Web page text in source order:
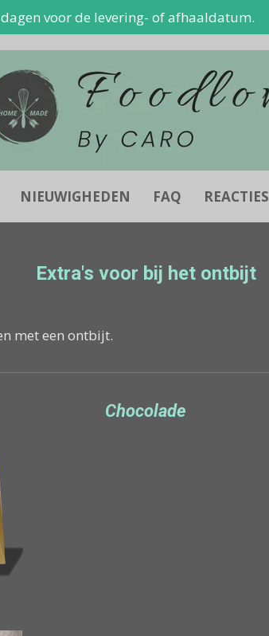
voor de levering- of afhaaldatum.
NIEUWIGHEDEN FAQ REACTIES
Extra's voor bij het ontbijt
met een ontbijt.
Chocolade